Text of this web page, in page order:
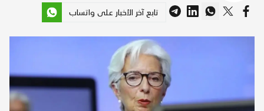
تابع آخر الأخبار على واتساب